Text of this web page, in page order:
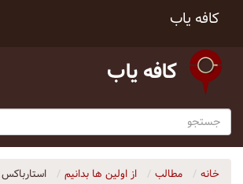
کافه یاب
کافه یاب
خانه مطالب از اولین ها بدانیم استارباکس